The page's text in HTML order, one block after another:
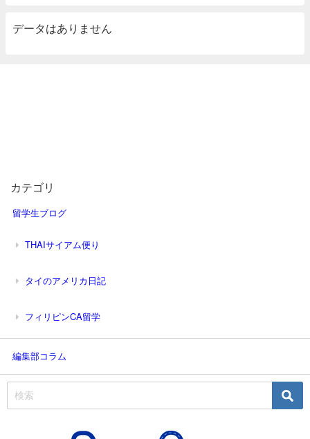
データはありません
カテゴリ
留学生ブログ
THAIサイアム便り
タイのアメリカ日記
フィリピンCA留学
編集部コラム